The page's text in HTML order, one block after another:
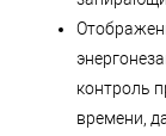
контроль
времени,